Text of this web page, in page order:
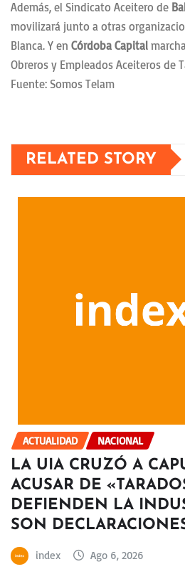
Además, el Sindicato Aceitero de
movilizará junto a otras
Blanca. Y en Córdoba Capital
Obreros y Empleados Aceiteros de
Fuente: Somos Telam
RELATED STORY
ACTUALIDAD NACIONAL
LA UIA CRUZÓ A
ACUSAR DE
DEFIENDEN LA
SON
index Ago 6, 2026